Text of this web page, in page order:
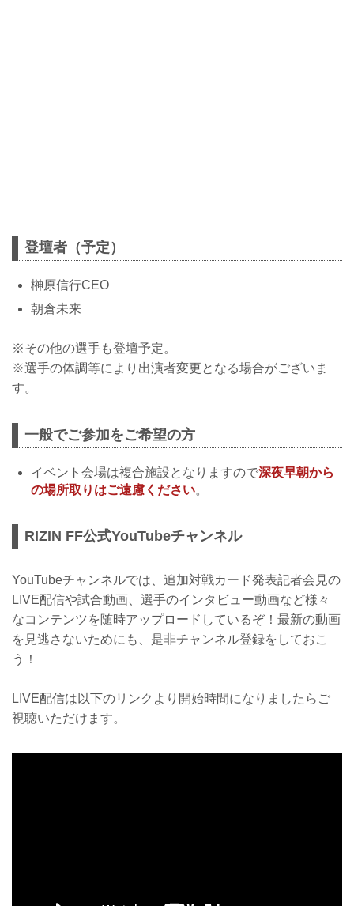
登壇者（予定）
榊原信行CEO
朝倉未来
※その他の選手も登壇予定。
※選手の体調等により出演者変更となる場合がございま
す。
一般でご参加をご希望の方
イベント会場は複合施設となりますので深夜早朝から
の場所取りはご遠慮ください。
RIZIN FF公式YouTubeチャンネル
YouTubeチャンネルでは、追加対戦カード発表記者会見の
LIVE配信や試合動画、選手のインタビュー動画など様々
なコンテンツを随時アップロードしているぞ！最新の動画
を見逃さないためにも、是非チャンネル登録をしておこ
う！
LIVE配信は以下のリンクより開始時間になりましたらご
視聴いただけます。